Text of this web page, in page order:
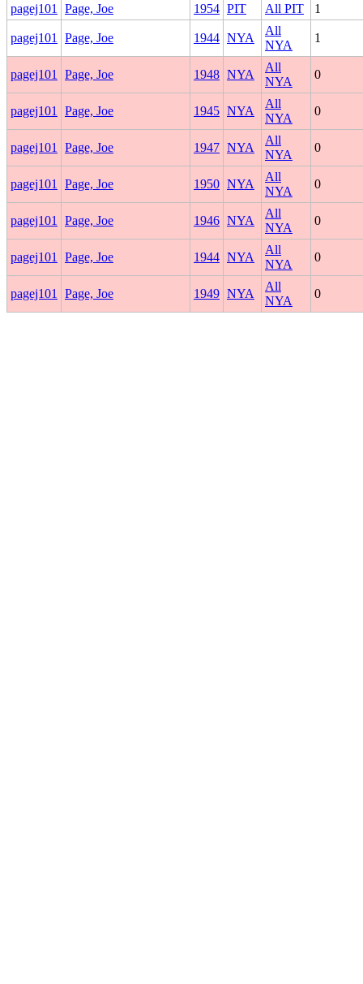
pagej101 Page, Joe 1954 PIT All PIT 1
pagej101 Page, Joe 1944 NYA
All
NYA
1
pagej101 Page, Joe 1948 NYA
All
NYA
0
pagej101 Page, Joe 1945 NYA
All
NYA
0
pagej101 Page, Joe 1947 NYA
All
NYA
0
pagej101 Page, Joe 1950 NYA
All
NYA
0
pagej101 Page, Joe 1946 NYA
All
NYA
0
pagej101 Page, Joe 1944 NYA
All
NYA
0
pagej101 Page, Joe 1949 NYA
All
NYA
0